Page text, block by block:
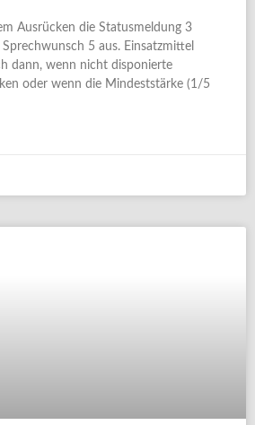
Ausrücken die Statusmeldung 3
5 aus. Einsatzmittel
dann, wenn nicht disponierte
oder wenn die Mindeststärke (1/5